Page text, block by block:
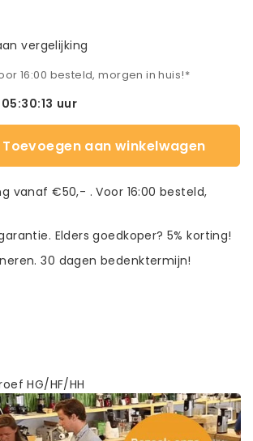
vergelijking
16:00 besteld, morgen in huis!*
05:30:13 uur
Toevoegen aan winkelwagen
vanaf €50,- . Voor 16:00 besteld,
Elders goedkoper? 5% korting!
30 dagen bedenktermijn!
HG/HF/HH